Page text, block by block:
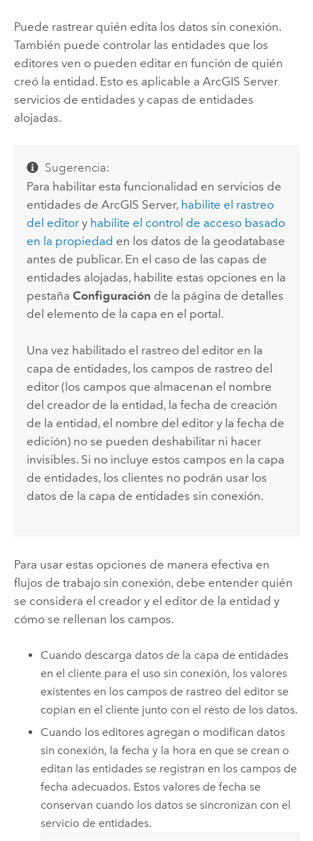
Puede rastrear quién edita los datos sin conexión.
También puede controlar las entidades que los
editores ven o pueden editar en función de quién
creó la entidad. Esto es aplicable a ArcGIS Server
servicios de entidades y capas de entidades
alojadas.
Sugerencia:
Para habilitar esta funcionalidad en servicios de
entidades deArcGIS Server, habilite el rastreo
del editor y habilite el control de acceso basado
en la propiedad en los datos de la geodatabase
antes de publicar. En el caso de las capas de
entidades alojadas, habilite estas opciones en la
pestañaConfiguración de la página de detalles
del elemento de la capa en el portal.
Una vez habilitado el rastreo del editor en la
capa de entidades, los campos de rastreo del
editor (los campos que almacenan el nombre
del creador de la entidad, la fecha de creación
de la entidad, el nombre del editor y la fecha de
edición) no se pueden deshabilitar ni hacer
invisibles. Si no incluye estos campos en la capa
de entidades, los clientes no podrán usar los
datos de la capa de entidades sin conexión.
Para usar estas opciones de manera efectiva en
flujos de trabajo sin conexión, debe entender quién
se considera el creador y el editor de la entidad y
cómo se rellenan los campos.
Cuando descarga datos de la capa de entidades
en el cliente para el uso sin conexión, los valores
existentes en los campos de rastreo del editor se
copian en el cliente junto con el resto de los datos.
Cuando los editores agregan o modifican datos
sin conexión, la fecha y la hora en que se crean o
editan las entidades se registran en los campos de
fecha adecuados. Estos valores de fecha se
conservan cuando los datos se sincronizan con el
servicio de entidades.